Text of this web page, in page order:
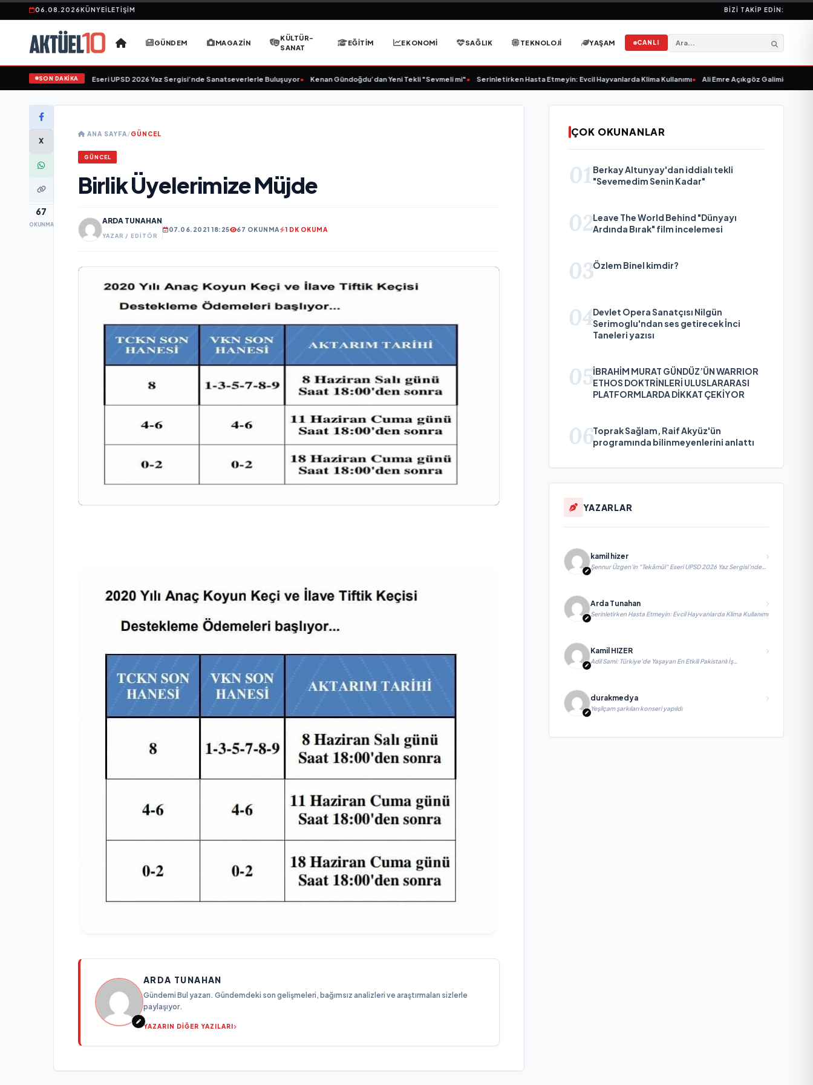
06.08.2026KÜNYEİLETIŞIM BIZI TAKIP EDIN:
GÜNDEM MAGAZIN
KÜLTÜR-
SANAT
EĞITIM EKONOMI SAĞLIK TEKNOLOJI YAŞAM CANLI
SON DAKİKA
Üzgen’in "Tekâmül" Eseri UPSD 2026 Yaz Sergisi’nde Sanatseverlerle Buluşuyor• Kenan Gündoğdu’dan Yeni Tekli "Sevmeli mi"• Serinletirken Hasta Etmeyin: Evcil Hayvanlarda Klima Kullanımı• Ali Emre Açıkgöz Galimidi, Eski AB
X
67
OKUNMA
ANA SAYFA/GÜNCEL
GÜNCEL
Birlik Üyelerimize Müjde
ARDA TUNAHAN
YAZAR / EDITÖR
07.06.2021 18:25 67 OKUNMA 1 DK OKUMA
ARDA TUNAHAN
Gündemi Bul yazarı. Gündemdeki son gelişmeleri, bağımsız analizleri ve araştırmaları sizlerle
paylaşıyor.
YAZARIN DİĞER YAZILARI
ÇOK OKUNANLAR
01 Berkay Altunyay'dan iddialı tekli
"Sevemedim Senin Kadar"
02Leave The World Behind "Dünyayı
Ardında Bırak" film incelemesi
03Özlem Binel kimdir?
04Devlet Opera Sanatçısı Nilgün
Serimoglu'ndan ses getirecek İnci
Taneleri yazısı
05İBRAHİM MURAT GÜNDÜZ’ÜN WARRIOR
ETHOS DOKTRİNLERİ ULUSLARARASI
PLATFORMLARDA DİKKAT ÇEKİYOR
06Toprak Sağlam, Raif Akyüz'ün
programında bilinmeyenlerini anlattı
YAZARLAR
kamil hizer
Şennur Üzgen’in "Tekâmül" Eseri UPSD 2026 Yaz Sergisi’nde
Sanatseverlerle Buluşuyor
Arda Tunahan
Serinletirken Hasta Etmeyin: Evcil Hayvanlarda Klima Kullanımı
Kamil HIZER
Adil Sami: Türkiye’de Yaşayan En Etkili Pakistanlı İş
İnsanlarından Biri, Yatırım ve Ekonomik Diplomasiyi
durakmedya
Yeşilçam şarkıları konseri yapıldı